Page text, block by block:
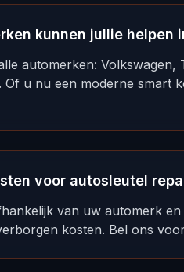
kunnen jullie helpen
automerken:
Of u nu een moderne smart
voor autosleutel
van uw automerk
kosten. Bel ons